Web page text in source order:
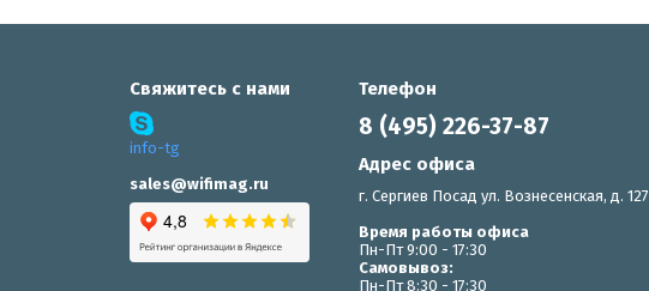
Свяжитесь с нами
info-tg
sales@wifimag.ru
Телефон
8 (495) 226-37-87
Адрес офиса
г. Сергиев Посад ул. Вознесенская, д. 127
Время работы офиса
Пн-Пт 9:00 - 17:30
Самовывоз:
Пн-Пт 8:30 - 17:30